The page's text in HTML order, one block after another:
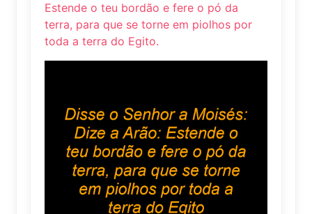
Estende o teu bordão e fere o pó da
terra, para que se torne em piolhos por
toda a terra do Egito.